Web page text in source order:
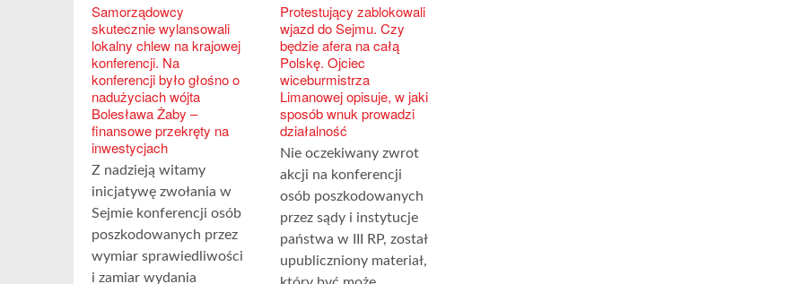
Samorządowcy
skutecznie wylansowali
lokalny chlew na krajowej
konferencji. Na
konferencji było głośno o
nadużyciach wójta
Bolesława Żaby –
finansowe przekręty na
inwestycjach
Z nadzieją witamy
inicjatywę zwołania w
Sejmie konferencji osób
poszkodowanych przez
wymiar sprawiedliwości
i zamiar wydania
Protestujący zablokowali
wjazd do Sejmu. Czy
będzie afera na całą
Polskę. Ojciec
wiceburmistrza
Limanowej opisuje, w jaki
sposób wnuk prowadzi
działalność
Nie oczekiwany zwrot
akcji na konferencji
osób poszkodowanych
przez sądy i instytucje
państwa w III RP, został
upubliczniony materiał,